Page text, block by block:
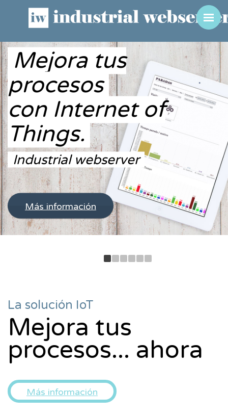
Mejora tus
procesos
con Internet of
Things.
Industrial webserver
Más información
La solución IoT
Mejora tus
procesos... ahora
Más información